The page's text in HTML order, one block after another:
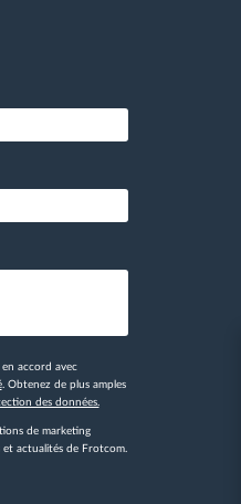
accord avec
. Obtenez de plus amples
des données.
de marketing
actualités de Frotcom.